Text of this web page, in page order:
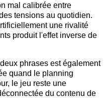
mal calibrée entre
tensions au quotidien.
une rivalité
produit l'effet inverse de
phrases est également
quand le planning
le jeu reste une
du contenu de